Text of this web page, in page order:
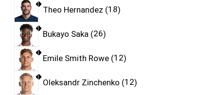
Theo Hernandez 18
Bukayo Saka 26
Emile Smith Rowe 12
Oleksandr Zinchenko 12